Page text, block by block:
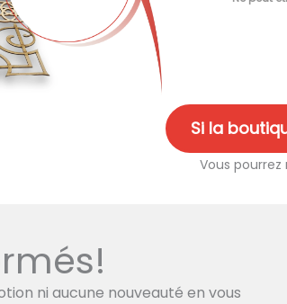
Si la
Vous pourrez
ni aucune nouveauté en vous